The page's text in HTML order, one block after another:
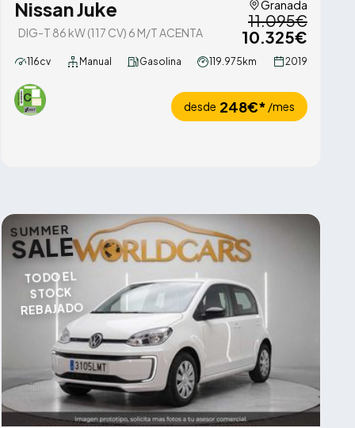
Nissan Juke
DIG-T 86 kW (117 CV) 6 M/T ACENTA
Granada
11.095€
10.325€
116cv Manual Gasolina 119.975km 2019
desde 248€* /mes
SUMMER
SALE
TODO EL
STOCK
REBAJADO